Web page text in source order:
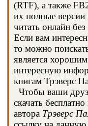
(RTF), а также
их полные версии
читать онлайн
Если вам
то можно
является
интересную
книгам Трэверс
Чтобы ваши
скачать
автора Трэверс